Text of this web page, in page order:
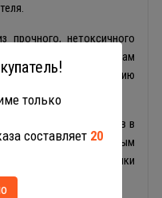
прочного, нетоксичного
различным видам
падениям, воздействию
для игр мальчиков в
дома и станет отличным
Размеры игрушки
только
составляет 20